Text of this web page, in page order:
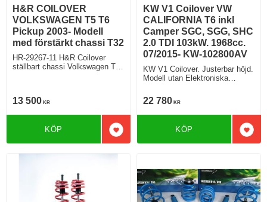
H&R COILOVER
VOLKSWAGEN T5 T6
Pickup 2003- Modell
med förstärkt chassi T32
HR-29267-11 H&R Coilover
ställbart chassi Volkswagen T5
13 500 KR
Lägg till i favoriter
KÖP
KW V1 Coilover VW
CALIFORNIA T6 inkl
Camper SGC, SGG, SHC
2.0 TDI 103kW. 1968cc.
07/2015- KW-102800AV
KW V1 Coilover. Justerbar höjd.
Modell utan Elektroniska
punktsfäste. Förstärkt chassi 2
punkts fäste T32 Modell utan
DCC
22 780 KR
KÖP